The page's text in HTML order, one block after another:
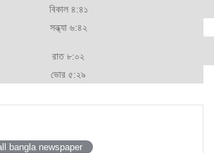
বিকাল ৪:৪১
সন্ধ্যা ৬:৪২
রাত ৮:০২
ভোর ৫:২৯
bangla newspaper